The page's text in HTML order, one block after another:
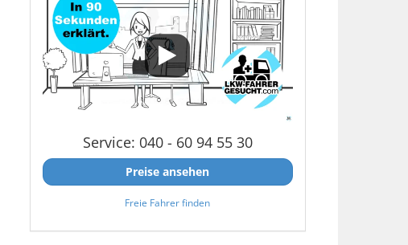
Service: 040 - 60 94 55 30
Preise ansehen
Freie Fahrer finden